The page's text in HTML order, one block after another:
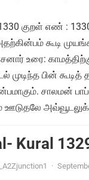
1330 குறள் எண் :
கூடி
உரை:
பின் கூடித்
சாலமன்
ஊடுதலே
Kural
·